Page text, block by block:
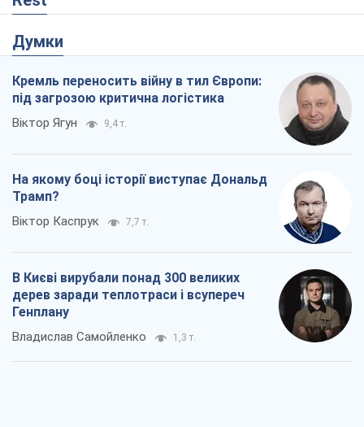
Думки
Кремль переносить війну в тил Європи:
під загрозою критична логістика
Віктор Ягун 9,4 т.
На якому боці історії виступає Дональд
Трамп?
Віктор Каспрук 7,7 т.
В Києві вирубали понад 300 великих
дерев заради теплотраси і всупереч
Генплану
Владислав Самойленко 1,3 т.